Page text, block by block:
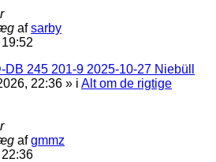
afsarby
245 201-9 2025-10-27 Niebüll
22:36 » i Alt om de rigtige
afgmmz